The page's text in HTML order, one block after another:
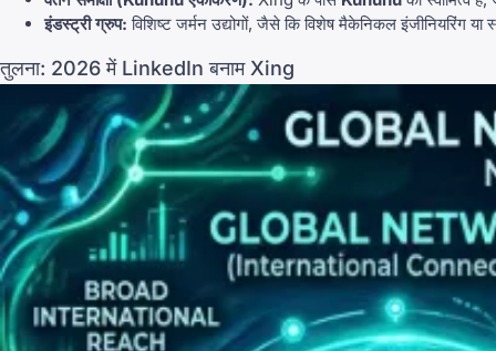
इंडस्ट्री ग्रुप: विशिष्ट जर्मन उद्योगों, जैसे कि विशेष मैकेनिकल इंजीनियरिंग
तुलना: 2026 में LinkedIn बनाम Xing